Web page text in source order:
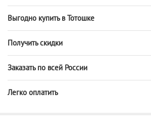
Выгодно купить в Тотошке
Получить скидки
Заказать по всей России
Легко оплатить